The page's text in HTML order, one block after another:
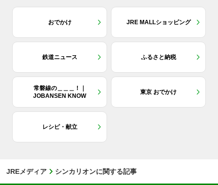
おでかけ JRE MALLショッピング
鉄道ニュース ふるさと納税
常磐線の＿＿＿！｜
JOBANSEN KNOW
東京 おでかけ
レシピ・献立
JREメディア シンカリオンに関する記事